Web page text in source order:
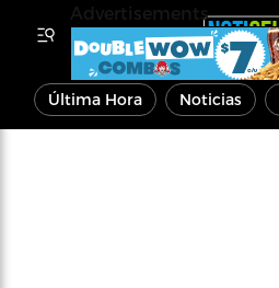
Última Hora Noticias
Advertisements